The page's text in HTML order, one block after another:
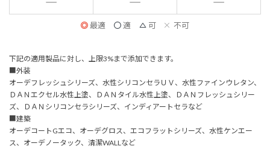
最適 適 可 不可
下記の適用製品に対し、上限3%まで添加できます。
■外装
オーデフレッシュシリーズ、水性シリコンセラＵＶ、水性ファインウレタン、
ＤＡＮエクセル水性上塗、ＤＡＮタイル水性上塗、ＤＡＮフレッシュシリー
ズ、ＤＡＮシリコンセラシリーズ、インディアートセラなど
■建築
オーデコートGエコ、オーデグロス、エコフラットシリーズ、水性ケンエー
ス、オーデノータック、清潔WALLなど